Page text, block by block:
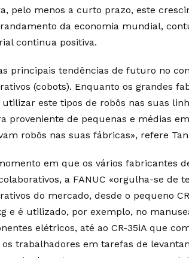
pelo menos a curto prazo, este
da economia mundial,
continua positiva.
principais tendências de futuro no
(cobots). Enquanto os grandes
utilizar este tipos de robôs nas suas
proveniente de pequenas e médias
robôs nas suas fábricas», refere
em que os vários fabricantes
a FANUC «orgulha-se de
do mercado, desde o pequeno
e é utilizado, por exemplo, no
elétricos, até ao CR-35iA que
trabalhadores em tarefas de